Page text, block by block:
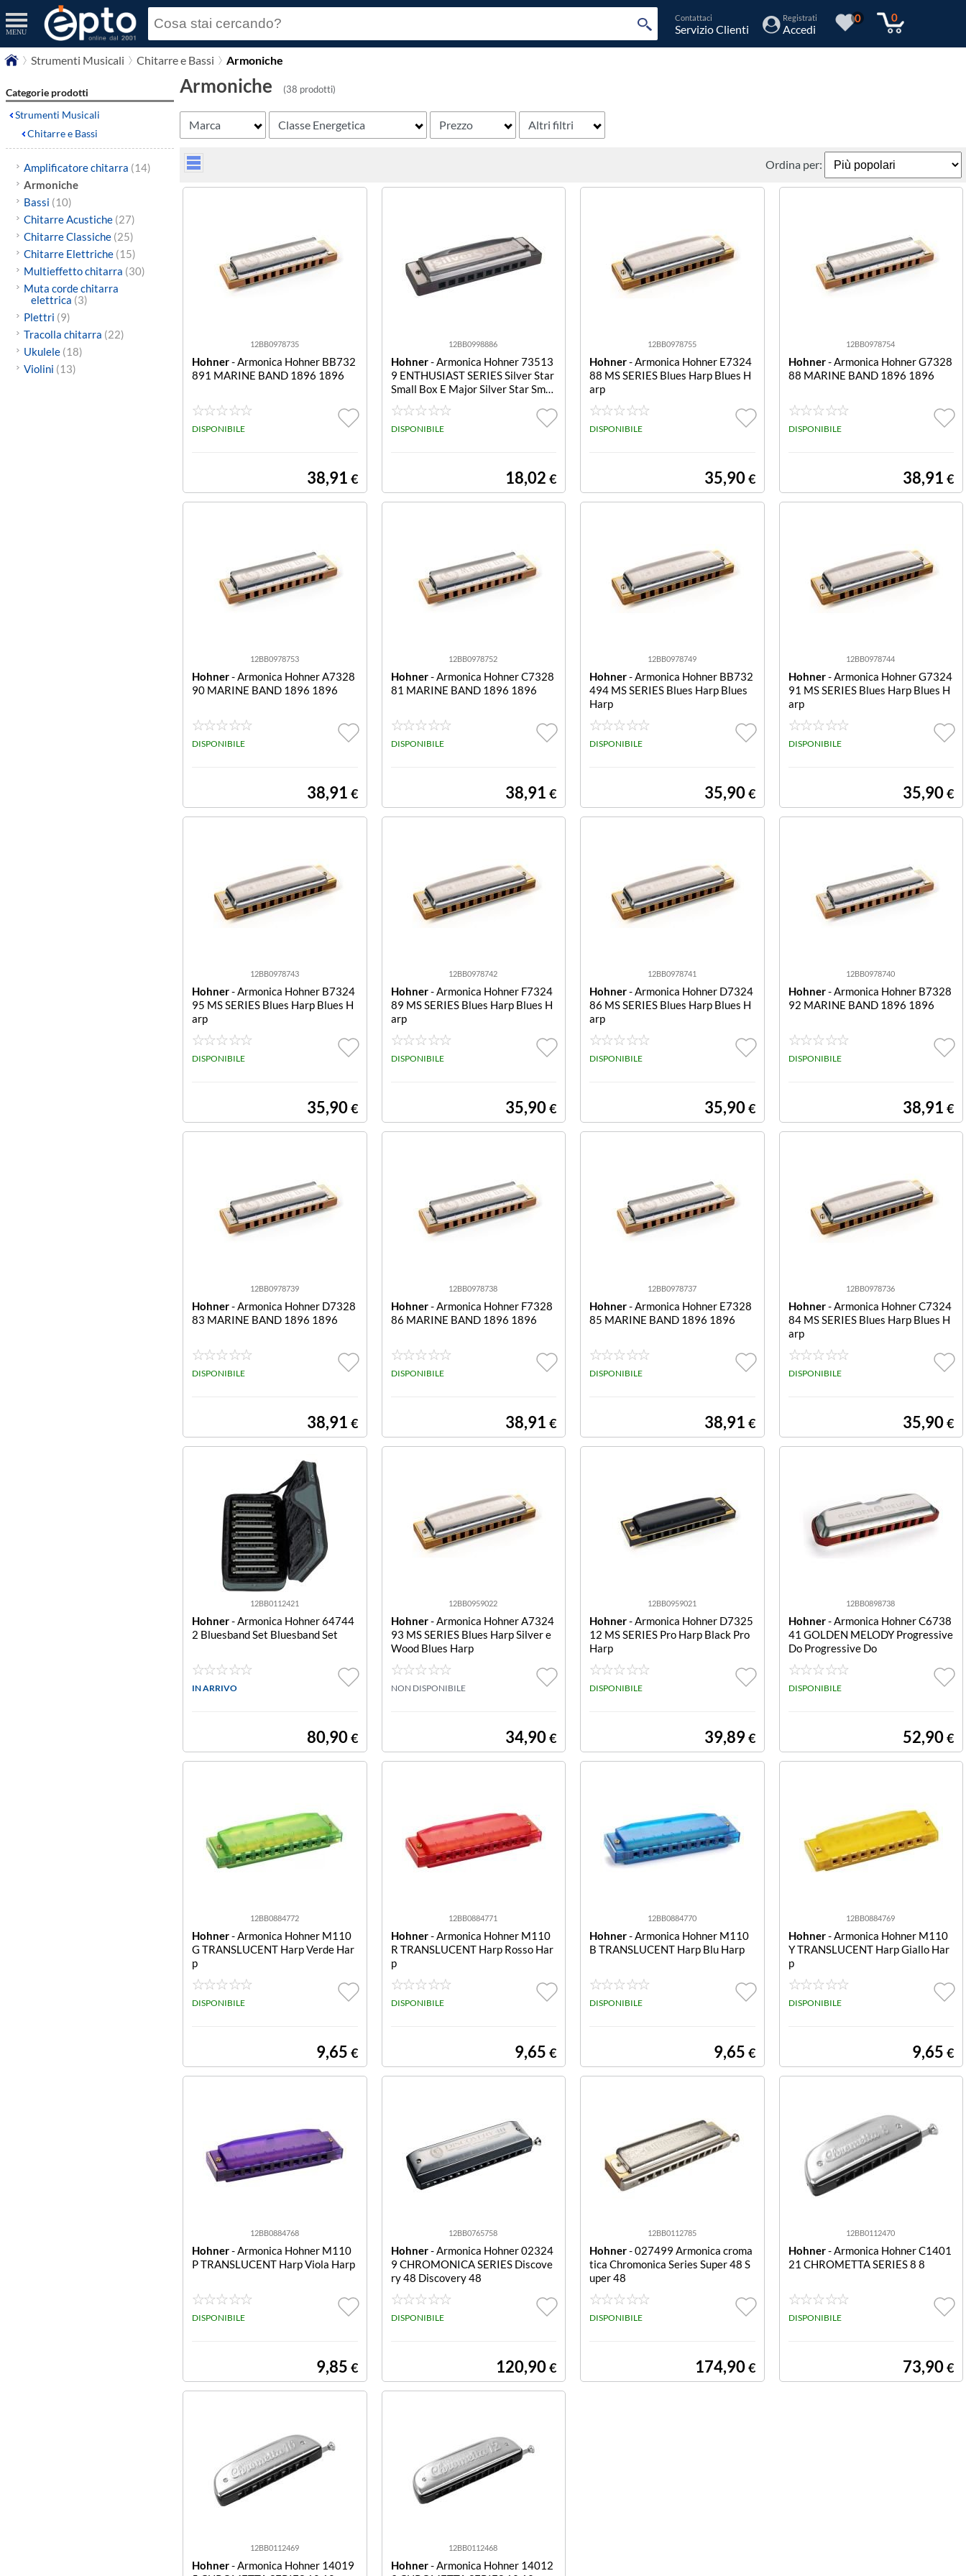
MENU
Contattaci
Servizio Clienti
Registrati
Accedi
0 0
Strumenti Musicali Chitarre e Bassi Armoniche
Categorie prodotti
Strumenti Musicali
Chitarre e Bassi
Amplificatore chitarra (14)
Armoniche
Bassi (10)
Chitarre Acustiche (27)
Chitarre Classiche (25)
Chitarre Elettriche (15)
Multieffetto chitarra (30)
Muta corde chitarra
elettrica (3)
Plettri (9)
Tracolla chitarra (22)
Ukulele (18)
Violini (13)
Armoniche (38 prodotti)
Marca Classe Energetica Prezzo Altri filtri
Ordina per:
12BB0978735
Hohner- Armonica Hohner BB732
891 MARINE BAND 1896 1896
DISPONIBILE
38,91 €
12BB0998886
Hohner- Armonica Hohner 73513
9 ENTHUSIAST SERIES Silver Star
Small Box E Major Silver Star Smal
l Box E Major
DISPONIBILE
18,02 €
12BB0978755
Hohner- Armonica Hohner E7324
88 MS SERIES Blues Harp Blues H
arp
DISPONIBILE
35,90€
12BB0978754
Hohner- Armonica Hohner G7328
88 MARINE BAND 1896 1896
DISPONIBILE
38,91 €
12BB0978753
Hohner- Armonica Hohner A7328
90 MARINE BAND 1896 1896
DISPONIBILE
38,91 €
12BB0978752
Hohner- Armonica Hohner C7328
81 MARINE BAND 1896 1896
DISPONIBILE
38,91 €
12BB0978749
Hohner- Armonica Hohner BB732
494 MS SERIES Blues Harp Blues
Harp
DISPONIBILE
35,90€
12BB0978744
Hohner- Armonica Hohner G7324
91 MS SERIES Blues Harp Blues H
arp
DISPONIBILE
35,90€
12BB0978743
Hohner- Armonica Hohner B7324
95 MS SERIES Blues Harp Blues H
arp
DISPONIBILE
35,90€
12BB0978742
Hohner- Armonica Hohner F7324
89 MS SERIES Blues Harp Blues H
arp
DISPONIBILE
35,90€
12BB0978741
Hohner- Armonica Hohner D7324
86 MS SERIES Blues Harp Blues H
arp
DISPONIBILE
35,90€
12BB0978740
Hohner- Armonica Hohner B7328
92 MARINE BAND 1896 1896
DISPONIBILE
38,91 €
12BB0978739
Hohner- Armonica Hohner D7328
83 MARINE BAND 1896 1896
DISPONIBILE
38,91 €
12BB0978738
Hohner- Armonica Hohner F7328
86 MARINE BAND 1896 1896
DISPONIBILE
38,91 €
12BB0978737
Hohner- Armonica Hohner E7328
85 MARINE BAND 1896 1896
DISPONIBILE
38,91 €
12BB0978736
Hohner- Armonica Hohner C7324
84 MS SERIES Blues Harp Blues H
arp
DISPONIBILE
35,90€
12BB0112421
Hohner- Armonica Hohner 64744
2 Bluesband Set Bluesband Set
IN ARRIVO
80,90€
12BB0959022
Hohner- Armonica Hohner A7324
93 MS SERIES Blues Harp Silver e
Wood Blues Harp
NON DISPONIBILE
34,90€
12BB0959021
Hohner- Armonica Hohner D7325
12 MS SERIES Pro Harp Black Pro
Harp
DISPONIBILE
39,89€
12BB0898738
Hohner- Armonica Hohner C6738
41 GOLDEN MELODY Progressive
Do Progressive Do
DISPONIBILE
52,90€
12BB0884772
Hohner- Armonica Hohner M110
G TRANSLUCENT Harp Verde Har
p
DISPONIBILE
9,65 €
12BB0884771
Hohner- Armonica Hohner M110
R TRANSLUCENT Harp Rosso Har
p
DISPONIBILE
9,65 €
12BB0884770
Hohner- Armonica Hohner M110
B TRANSLUCENT Harp Blu Harp
DISPONIBILE
9,65 €
12BB0884769
Hohner- Armonica Hohner M110
Y TRANSLUCENT Harp Giallo Har
p
DISPONIBILE
9,65 €
12BB0884768
Hohner- Armonica Hohner M110
P TRANSLUCENT Harp Viola Harp
DISPONIBILE
9,85 €
12BB0765758
Hohner- Armonica Hohner 02324
9 CHROMONICA SERIES Discove
ry 48 Discovery 48
DISPONIBILE
120,90€
12BB0112785
Hohner- 027499 Armonica croma
tica Chromonica Series Super 48 S
uper 48
DISPONIBILE
174,90€
12BB0112470
Hohner- Armonica Hohner C1401
21 CHROMETTA SERIES 8 8
DISPONIBILE
73,90€
12BB0112469
Hohner- Armonica Hohner 14019
12BB0112468
Hohner- Armonica Hohner 14012